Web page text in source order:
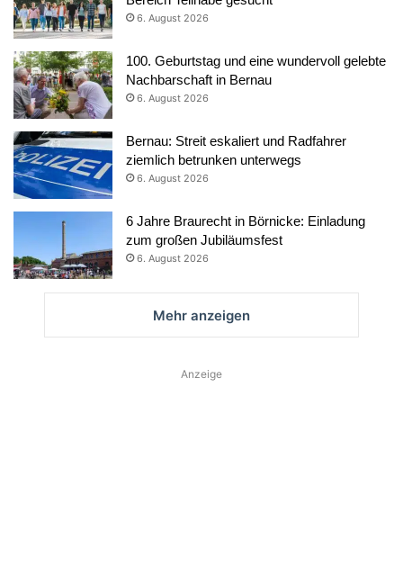
6. August 2026
100. Geburtstag und eine wundervoll gelebte
Nachbarschaft in Bernau
6. August 2026
Bernau: Streit eskaliert und Radfahrer
ziemlich betrunken unterwegs
6. August 2026
6 Jahre Braurecht in Börnicke: Einladung
zum großen Jubiläumsfest
6. August 2026
Mehr anzeigen
Anzeige